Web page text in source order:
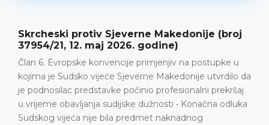
Makedonije (broj
godine)
na postupke u
Makedonije utvrdilo da
profesionalni prekršaj
• Konačna odluka
naknadnog
Aničić protiv Srbije
2026. godine)
Prekršajni postupak •
saobraćajne nesreće •
Nema povrede člana 6.
DETALJNIJE